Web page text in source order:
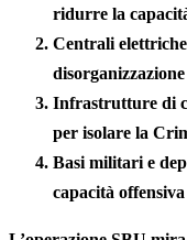
ridurre la
Centrali
Infrastrutture di
per isolare la
Basi militari e
capacità